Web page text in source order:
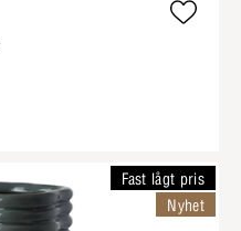
Fast lågt pris
Nyhet